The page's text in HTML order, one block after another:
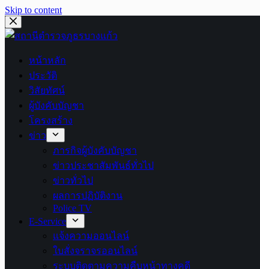
Skip to content
หน้าหลัก
ประวัติ
วิสัยทัศน์
ผู้บังคับบัญชา
โครงสร้าง
ข่าว
ภารกิจผู้บังคับบัญชา
ข่าวประชาสัมพันธ์ทั่วไป
ข่าวทั่วไป
ผลการปฏิบัติงาน
Police TV
E-Service
แจ้งความออนไลน์
ใบสั่งจราจรออนไลน์
ระบบติดตามความคืบหน้าทางคดี